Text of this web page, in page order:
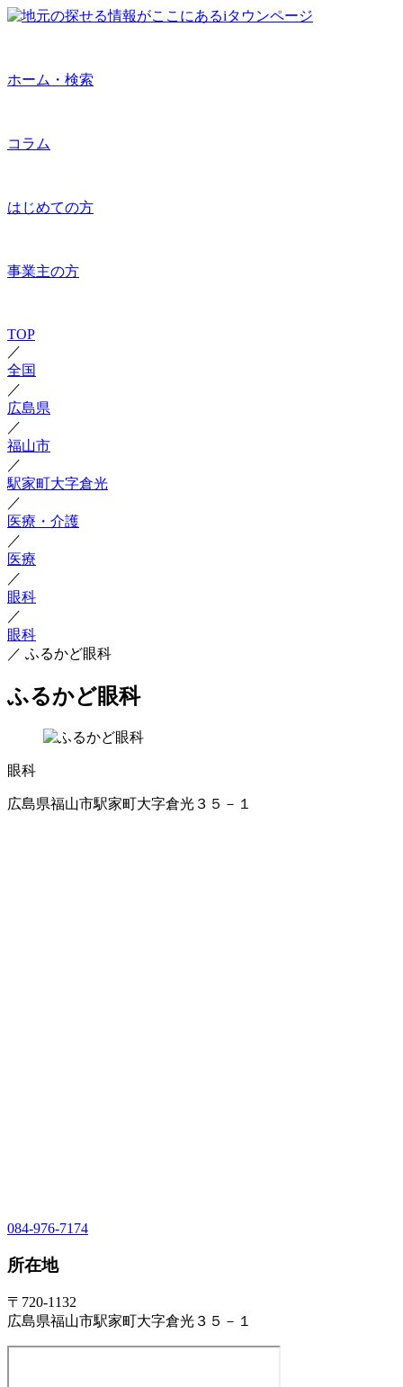
ホーム・検索
コラム
はじめての方
事業主の方
TOP
／
全国
／
広島県
／
福山市
／
駅家町大字倉光
／
医療・介護
／
医療
／
眼科
／
眼科
／ ふるかど眼科
ふるかど眼科
眼科
広島県福山市駅家町大字倉光３５－１
084-976-7174
所在地
〒720-1132
広島県福山市駅家町大字倉光３５－１